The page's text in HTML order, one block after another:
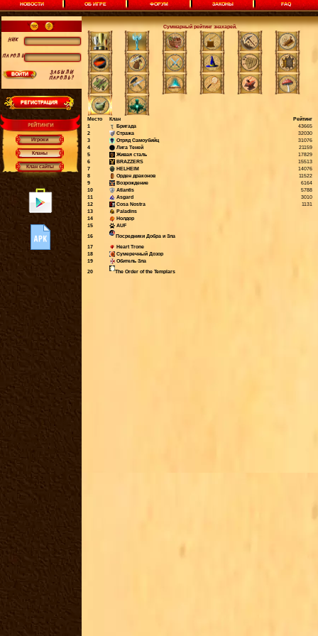
НОВОСТИ ОБ ИГРЕ ФОРУМ ЗАКОНЫ FAQ
НИК
ПАРОЛЬ
ВОЙТИ
ЗАБЫЛИ
ПАРОЛЬ?
РЕГИСТРАЦИЯ
Игроки
Кланы
Клан сайты
Суммарный рейтинг знахарей.
Место Клан
Рейтинг
1
Бригада
43665
2
Стража
32030
3
Отряд Самоубийц
31076
4
Лига Теней
21159
5
Живая сталь
17829
6
BRAZZERS
15513
7
HELHEIM
14076
8
Орден драконов
11522
9
Возрождение
6164
10
Atlantis
5788
11
Asgard
3010
12
Cosa Nostra
1131
13
Paladins
14
Нолдор
15
AUF
16 Посредники Добра и Зла
17
Heart Trone
18
Сумеречный Дозор
19
Обитель Зла
20 The Order of the Templars